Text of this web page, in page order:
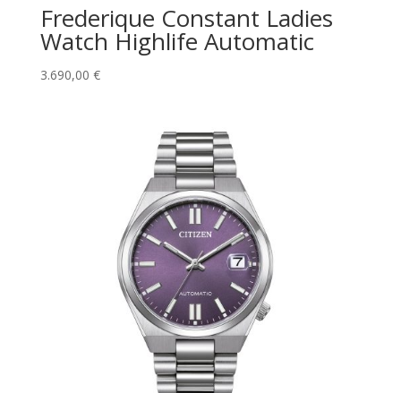
Frederique Constant Ladies
Watch Highlife Automatic
3.690,00 €